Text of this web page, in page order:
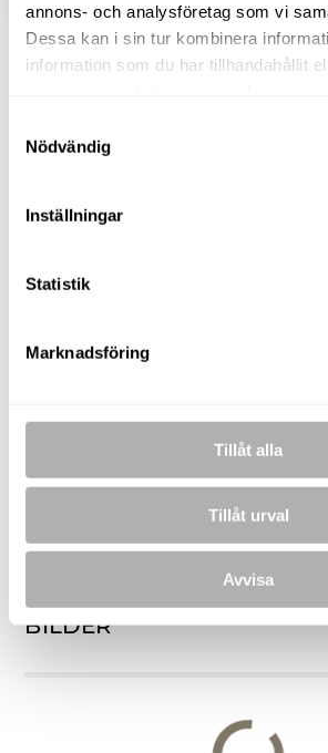
annons- och analysföretag som vi
Dessa kan i sin tur kombinera
information som du har tillhandahållit
Nödvändig
Inställningar
Statistik
Marknadsföring
Tillåt alla
Tillåt urval
Avvisa
Gro Velta
073-257 56 67
BILDER